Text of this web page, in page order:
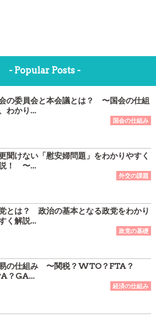
- Popular Posts -
の委員会と本会議とは？ 〜国会の仕組
わかり...
聞けない「慰安婦問題」をわかりやすく
！ 〜...
とは？ 政治の基本となる政党をわかり
く解説...
の仕組み 〜関税？WTO？FTA？
？GA...